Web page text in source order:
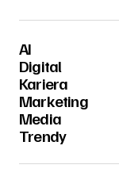
AI
Digital
Kariera
Marketing
Media
Trendy